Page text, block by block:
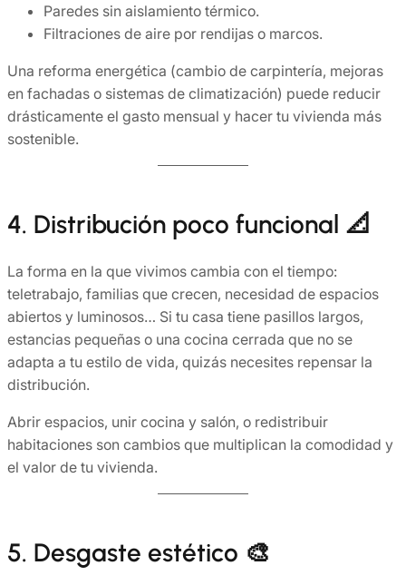
Paredes sin aislamiento térmico.
Filtraciones de aire por rendijas o marcos.
Una reforma energética (cambio de carpintería, mejoras
en fachadas o sistemas de climatización) puede reducir
drásticamente el gasto mensual y hacer tu vivienda más
sostenible.
4. Distribución poco funcional 📐
La forma en la que vivimos cambia con el tiempo:
teletrabajo, familias que crecen, necesidad de espacios
abiertos y luminosos… Si tu casa tiene pasillos largos,
estancias pequeñas o una cocina cerrada que no se
adapta a tu estilo de vida, quizás necesites repensar la
distribución.
Abrir espacios, unir cocina y salón, o redistribuir
habitaciones son cambios que multiplican la comodidad y
el valor de tu vivienda.
5. Desgaste estético 🎨